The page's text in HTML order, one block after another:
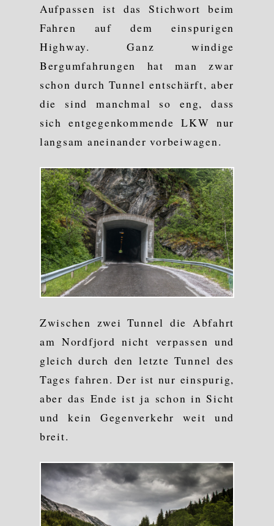
Aufpassen ist das Stichwort beim
Fahren auf dem einspurigen
Highway. Ganz windige
Bergumfahrungen hat man zwar
schon durch Tunnel entschärft, aber
die sind manchmal so eng, dass
sich entgegenkommende LKW nur
langsam aneinander vorbeiwagen.
Zwischen zwei Tunnel die Abfahrt
am Nordfjord nicht verpassen und
gleich durch den letzte Tunnel des
Tages fahren. Der ist nur einspurig,
aber das Ende ist ja schon in Sicht
und kein Gegenverkehr weit und
breit.